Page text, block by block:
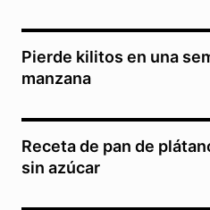
Pierde kilitos en una
manzana
Receta de pan de
sin azúcar